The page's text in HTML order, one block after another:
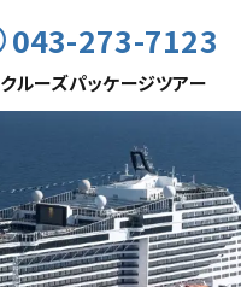
クルーズパッケージツアー
043-273-7123